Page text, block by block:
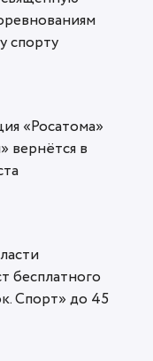
спорту
«Росатома»
вернётся в
бесплатного
Спорт» до 45